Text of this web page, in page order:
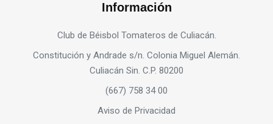
Información
Club de Béisbol Tomateros de Culiacán.
Constitución y Andrade s/n. Colonia Miguel Alemán.
Culiacán Sin. C.P. 80200
(667) 758 34 00
Aviso de Privacidad